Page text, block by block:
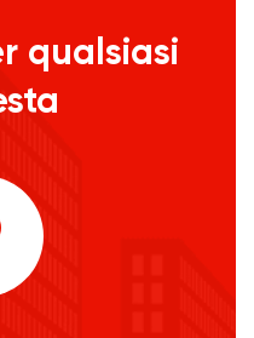
qualsiasi